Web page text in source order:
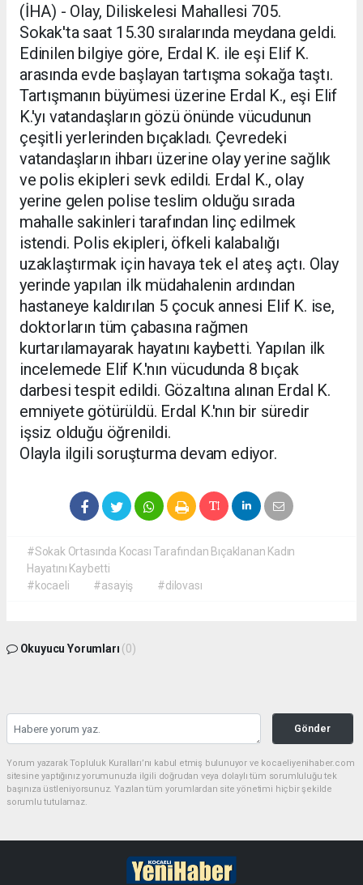
(İHA) - Olay, Diliskelesi Mahallesi 705.
Sokak'ta saat 15.30 sıralarında meydana geldi.
Edinilen bilgiye göre, Erdal K. ile eşi Elif K.
arasında evde başlayan tartışma sokağa taştı.
Tartışmanın büyümesi üzerine Erdal K., eşi Elif
K.'yı vatandaşların gözü önünde vücudunun
çeşitli yerlerinden bıçakladı. Çevredeki
vatandaşların ihbarı üzerine olay yerine sağlık
ve polis ekipleri sevk edildi. Erdal K., olay
yerine gelen polise teslim olduğu sırada
mahalle sakinleri tarafından linç edilmek
istendi. Polis ekipleri, öfkeli kalabalığı
uzaklaştırmak için havaya tek el ateş açtı. Olay
yerinde yapılan ilk müdahalenin ardından
hastaneye kaldırılan 5 çocuk annesi Elif K. ise,
doktorların tüm çabasına rağmen
kurtarılamayarak hayatını kaybetti. Yapılan ilk
incelemede Elif K.'nın vücudunda 8 bıçak
darbesi tespit edildi. Gözaltına alınan Erdal K.
emniyete götürüldü. Erdal K.'nın bir süredir
işsiz olduğu öğrenildi.
Olayla ilgili soruşturma devam ediyor.
#Sokak Ortasında Kocası Tarafından Bıçaklanan Kadın
Hayatını Kaybetti
#kocaeli
#asayiş #dilovası
Okuyucu Yorumları (0)
Gönder
Yorum yazarak Topluluk Kuralları’nı kabul etmiş bulunuyor ve kocaeliyenihaber.com
sitesine yaptığınız yorumunuzla ilgili doğrudan veya dolaylı tüm sorumluluğu tek
başınıza üstleniyorsunuz. Yazılan tüm yorumlardan site yönetimi hiçbir şekilde
sorumlu tutulamaz.